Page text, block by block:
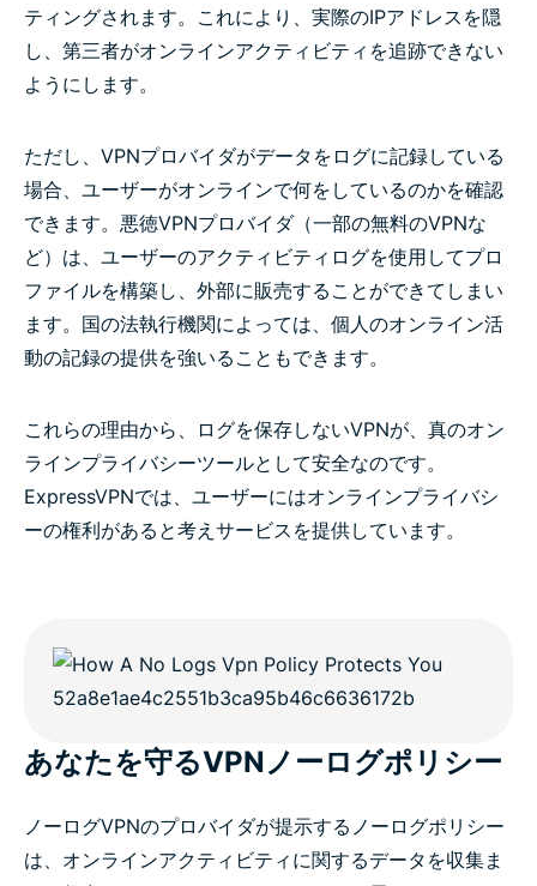
ティングされます。これにより、実際のIPアドレスを隠
し、第三者がオンラインアクティビティを追跡できない
ようにします。
ただし、VPNプロバイダがデータをログに記録している
場合、ユーザーがオンラインで何をしているのかを確認
できます。悪徳VPNプロバイダ（一部の無料のVPNな
ど）は、ユーザーのアクティビティログを使用してプロ
ファイルを構築し、外部に販売することができてしまい
ます。国の法執行機関によっては、個人のオンライン活
動の記録の提供を強いることもできます。
これらの理由から、ログを保存しないVPNが、真のオン
ラインプライバシーツールとして安全なのです。
ExpressVPNでは、ユーザーにはオンラインプライバシ
ーの権利があると考えサービスを提供しています。
あなたを守るVPNノーログポリシー
ノーログVPNのプロバイダが提示するノーログポリシー
は、オンラインアクティビティに関するデータを収集ま